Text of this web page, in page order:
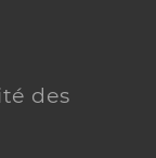
des